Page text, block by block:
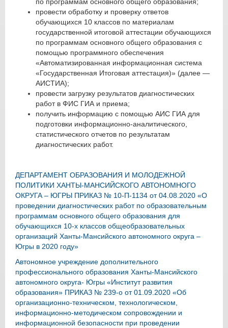
провести обработку и проверку ответов
обучающихся 10 классов по материалам
государственной итоговой аттестации обучающихся
по программам основного общего образования с
помощью программного обеспечения
«Автоматизированная информационная система
«Государственная Итоговая аттестация)» (далее —
АИСТИА);
провести загрузку результатов диагностических
работ в ФИС ГИА и приема;
получить информацию с помощью АИС ГИА для
подготовки информационно-аналитического,
статистического отчетов по результатам
диагностических работ.
ДЕПАРТАМЕНТ ОБРАЗОВАНИЯ И МОЛОДЕЖНОЙ
ПОЛИТИКИ ХАНТЫ-МАНСИЙСКОГО АВТОНОМНОГО
ОКРУГА – ЮГРЫ ПРИКАЗ № 10-П-1134 от 04.08.2020 «О
проведении диагностических работ по образовательным
программам основного общего образования для
обучающихся 10-х классов общеобразовательных
организаций Ханты-Мансийского автономного округа –
Югры в 2020 году»
Автономное учреждение дополнительного
профессионального образования Ханты-Мансийского
автономного округа- Югры «Институт развития
образования» ПРИКАЗ № 239-о от 01.09.2020 «Об
организационно-техническом, технологическом,
информационно-методическом сопровождении и
информационной безопасности при проведении